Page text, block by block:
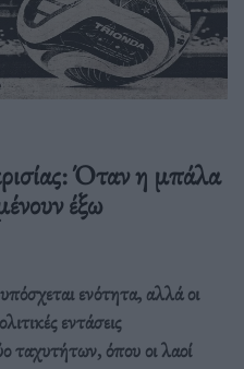
Όταν η μπάλα
έξω
ενότητα, αλλά οι
εντάσεις
ταχυτήτων, όπου οι λαοί